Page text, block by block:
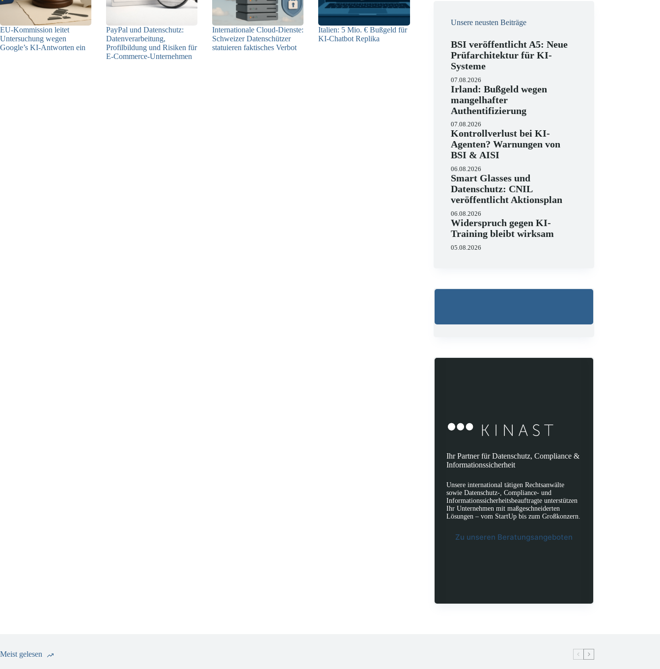
EU-Kommission leitet
Untersuchung wegen
Google’s KI-Antworten ein
PayPal und Datenschutz:
Datenverarbeitung,
Profilbildung und Risiken für
E-Commerce-Unternehmen
Internationale Cloud-Dienste:
Schweizer Datenschützer
statuieren faktisches Verbot
Italien: 5 Mio. € Bußgeld für
KI-Chatbot Replika
Unsere neusten Beiträge
BSI veröffentlicht A5: Neue
Prüfarchitektur für KI-
Systeme
07.08.2026
Irland: Bußgeld wegen
mangelhafter
Authentifizierung
07.08.2026
Kontrollverlust bei KI-
Agenten? Warnungen von
BSI & AISI
06.08.2026
Smart Glasses und
Datenschutz: CNIL
veröffentlicht Aktionsplan
06.08.2026
Widerspruch gegen KI-
Training bleibt wirksam
05.08.2026
Ihr Partner für Datenschutz, Compliance &
Informationssicherheit
Unsere international tätigen Rechtsanwälte
sowie Datenschutz-, Compliance- und
Informationssicherheitsbeauftragte unterstützen
Ihr Unternehmen mit maßgeschneiderten
Lösungen – vom StartUp bis zum Großkonzern.
Zu unseren Beratungsangeboten
Meist gelesen